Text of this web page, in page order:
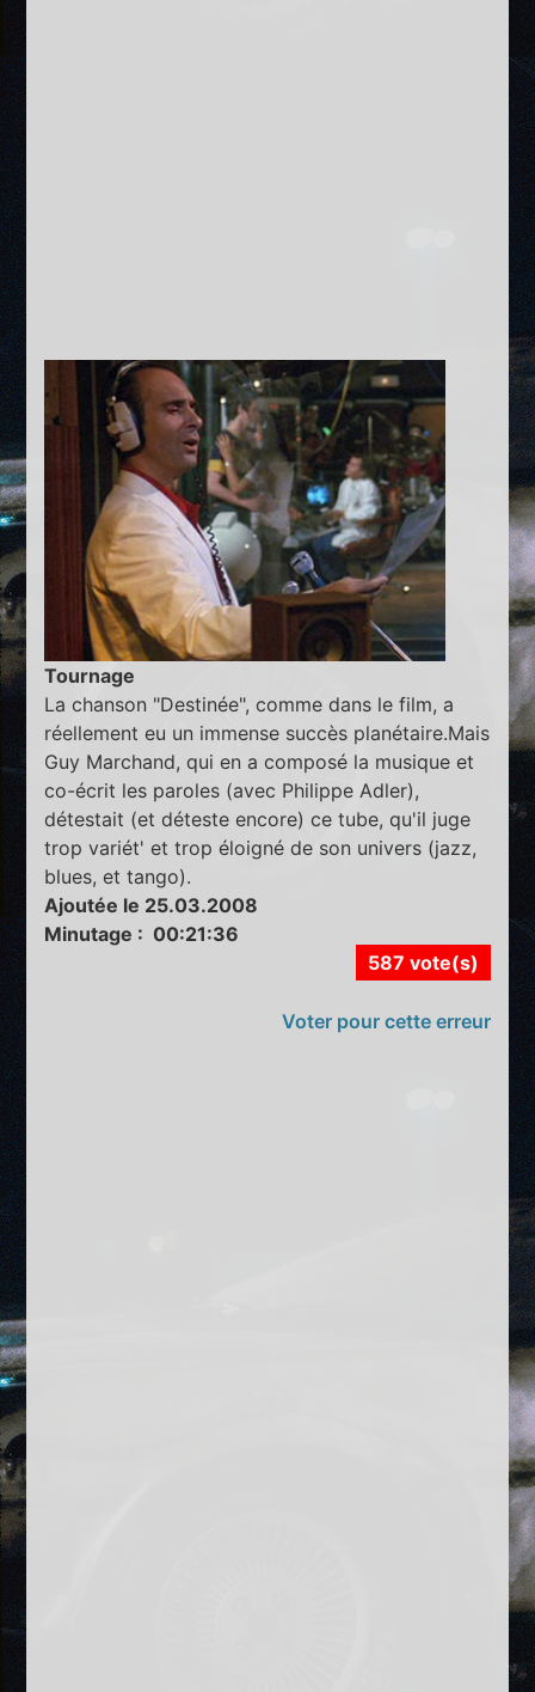
Tournage
La chanson "Destinée", comme dans le film, a
réellement eu un immense succès planétaire.Mais
Guy Marchand, qui en a composé la musique et
co-écrit les paroles (avec Philippe Adler),
détestait (et déteste encore) ce tube, qu'il juge
trop variét' et trop éloigné de son univers (jazz,
blues, et tango).
Ajoutée le 25.03.2008
Minutage : 00:21:36
587 vote(s)
Voter pour cette erreur